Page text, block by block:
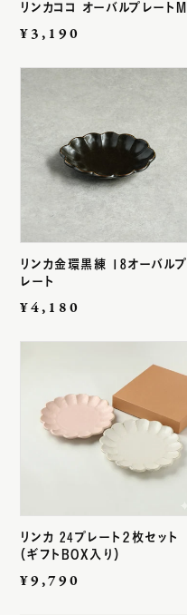
リンカココ オーバルプレートM
通
価
¥3,190
リンカ金環黒練 18オーバルプ
レート
通
¥4,180
リンカ 24プレート２枚セット
（ギフトBOX入り）
通
¥9,790